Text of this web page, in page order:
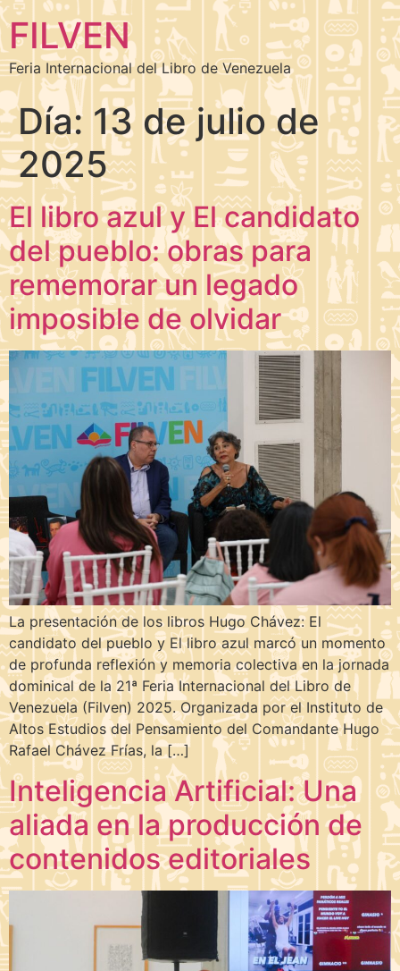
FILVEN
Feria Internacional del Libro de Venezuela
Día: 13 de julio de
2025
El libro azul y El candidato
del pueblo: obras para
rememorar un legado
imposible de olvidar
La presentación de los libros Hugo Chávez: El
candidato del pueblo y El libro azul marcó un momento
de profunda reflexión y memoria colectiva en la jornada
dominical de la 21ª Feria Internacional del Libro de
Venezuela (Filven) 2025. Organizada por el Instituto de
Altos Estudios del Pensamiento del Comandante Hugo
Rafael Chávez Frías, la […]
Inteligencia Artificial: Una
aliada en la producción de
contenidos editoriales